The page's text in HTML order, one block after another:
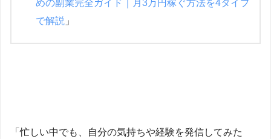
めの副業完全ガイド｜月3万円稼ぐ方法を4タイプ
で解説 」
「忙しい中でも、自分の気持ちや経験を発信してみた